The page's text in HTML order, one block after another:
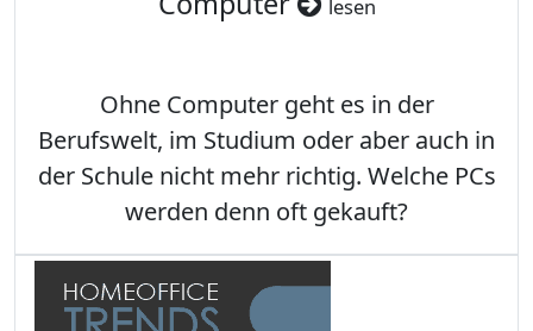
lesen
Ohne Computer geht es in der
Berufswelt, im Studium oder aber auch in
der Schule nicht mehr richtig. Welche PCs
werden denn oft gekauft?